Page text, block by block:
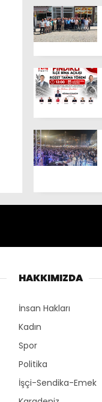
HAKKIMIZDA
İnsan Hakları
Kadın
Spor
Politika
İşçi-Sendika-Emek